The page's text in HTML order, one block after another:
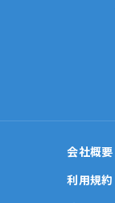
会社概要
利用規約